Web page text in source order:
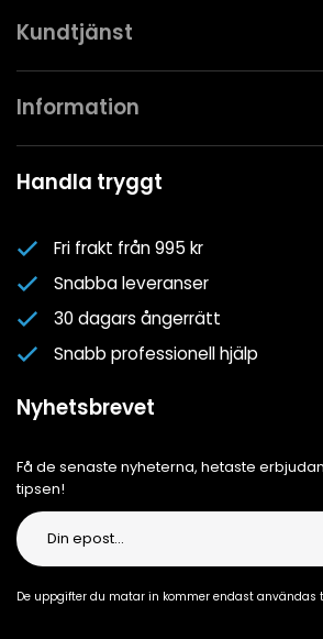
Kundtjänst
Kontakta oss
Mina favoriter
Information
Spa- & Poolguider
Nyhetsbrev
Om oss
Cookiepolicy
Cookie-inställningar
Handla tryggt
Fri frakt från 995 kr
Snabba leveranser
30 dagars ångerrätt
Snabb professionell hjälp
Nyhetsbrevet
Få de senaste nyheterna, hetaste
tipsen!
De uppgifter du matar in kommer endast användas